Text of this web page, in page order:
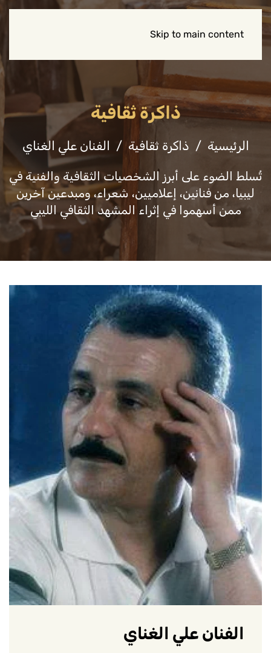
Skip to main content
ذاكرة ثقافية
الرئيسية ذاكرة ثقافية الفنان علي الغناي
تُسلط الضوء على أبرز الشخصيات الثقافية والفنية في
ليبيا، من فنانين، إعلاميين، شعراء، ومبدعين آخرين
ممن أسهموا في إثراء المشهد الثقافي الليبي
الفنان علي الغناي